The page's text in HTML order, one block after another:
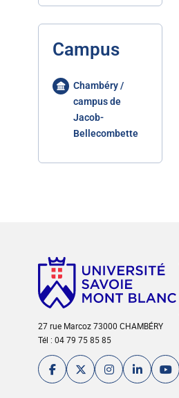
Campus
Chambéry /
campus de
Jacob-
Bellecombette
27 rue Marcoz 73000 CHAMBÉRY
Tél : 04 79 75 85 85